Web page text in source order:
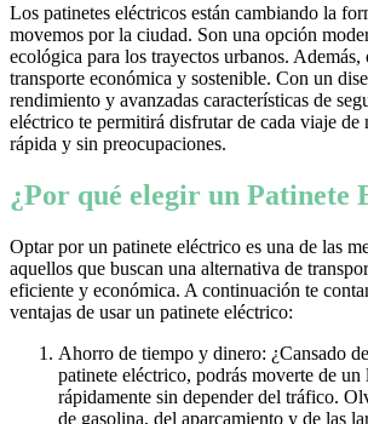
Los patinetes eléctricos están cambiando la
movemos por la ciudad. Son una opción
ecológica para los trayectos urbanos.
transporte económica y sostenible. Con un
rendimiento y avanzadas características de
eléctrico te permitirá disfrutar de cada viaje de
rápida y sin preocupaciones.
¿Por qué elegir un Patinete
Optar por un patinete eléctrico es una de las
aquellos que buscan una alternativa de
eficiente y económica. A continuación te
ventajas de usar un patinete eléctrico:
Ahorro de tiempo y dinero: ¿Cansado
patinete eléctrico, podrás moverte de un
rápidamente sin depender del tráfico.
de gasolina, del aparcamiento y de las